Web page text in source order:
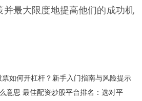
并最大限度地提高他们的成功机
如何开杠杆？新手入门指南与风险提示
意思 最佳配资炒股平台排名：选对平